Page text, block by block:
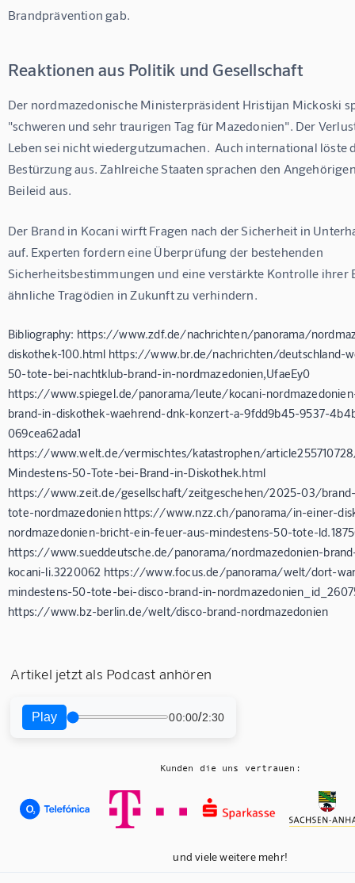
Brandprävention gab.
Reaktionen aus Politik und Gesellschaft
Der nordmazedonische Ministerpräsident Hristijan Mickoski
"schweren und sehr traurigen Tag für Mazedonien". Der
Leben sei nicht wiedergutzumachen.  Auch international löste
Bestürzung aus. Zahlreiche Staaten sprachen den
Beileid aus.
Der Brand in Kocani wirft Fragen nach der Sicherheit in
auf. Experten fordern eine Überprüfung der bestehenden
Sicherheitsbestimmungen und eine verstärkte Kontrolle ihrer
ähnliche Tragödien in Zukunft zu verhindern.
Bibliography: https://www.zdf.de/nachrichten/panorama/
diskothek-100.html https://www.br.de/nachrichten/deutschland-
50-tote-bei-nachtklub-brand-in-nordmazedonien,UfaeEy0
https://www.spiegel.de/panorama/leute/kocani-
brand-in-diskothek-waehrend-dnk-konzert-a-9fdd9b45-9537-
069cea62ada1
https://www.welt.de/vermischtes/katastrophen/
Mindestens-50-Tote-bei-Brand-in-Diskothek.html
https://www.zeit.de/gesellschaft/zeitgeschehen/2025-03/
tote-nordmazedonien https://www.nzz.ch/panorama/in-einer-
nordmazedonien-bricht-ein-feuer-aus-mindestens-50-tote-
https://www.sueddeutsche.de/panorama/nordmazedonien-
kocani-li.3220062 https://www.focus.de/panorama/welt/dort-
mindestens-50-tote-bei-disco-brand-in-
https://www.bz-berlin.de/welt/disco-brand-nordmazedonien
Artikel jetzt als Podcast anhören
Play 00:00/2:30
Kunden die uns vertrauen:
und viele weitere mehr!